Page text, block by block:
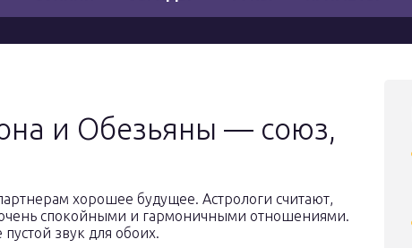
и Обезьяны — союз,
хорошее будущее. Астрологи считают,
очень спокойными и гармоничными отношениями.
звук для обоих.